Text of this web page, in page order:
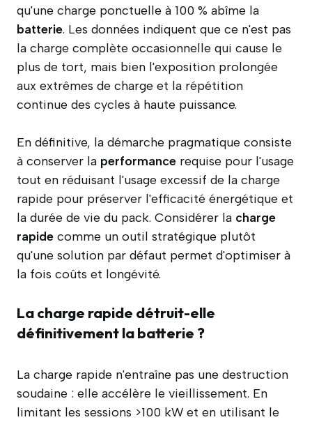
qu'une charge ponctuelle à 100 % abîme la
batterie. Les données indiquent que ce n'est pas
la charge complète occasionnelle qui cause le
plus de tort, mais bien l'exposition prolongée
aux extrêmes de charge et la répétition
continue des cycles à haute puissance.
En définitive, la démarche pragmatique consiste
à conserver la performance requise pour l'usage
tout en réduisant l'usage excessif de la charge
rapide pour préserver l'efficacité énergétique et
la durée de vie du pack. Considérer la charge
rapide comme un outil stratégique plutôt
qu'une solution par défaut permet d'optimiser à
la fois coûts et longévité.
La charge rapide détruit-elle
définitivement la batterie ?
La charge rapide n'entraîne pas une destruction
soudaine : elle accélère le vieillissement. En
limitant les sessions >100 kW et en utilisant le